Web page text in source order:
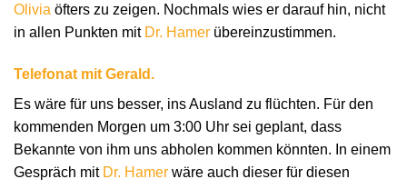
Olivia öfters zu zeigen. Nochmals wies er darauf hin, nicht
in allen Punkten mit Dr. Hamer übereinzustimmen.
Telefonat mit Gerald.
Es wäre für uns besser, ins Ausland zu flüchten. Für den
kommenden Morgen um 3:00 Uhr sei geplant, dass
Bekannte von ihm uns abholen kommen könnten. In einem
Gespräch mit Dr. Hamer wäre auch dieser für diesen